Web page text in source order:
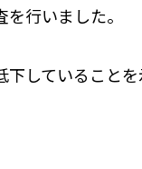
行いました。
していることを